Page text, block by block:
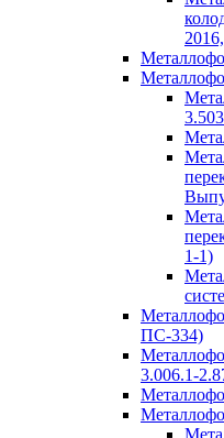
1-1)
ПС-334)
3.006.1-